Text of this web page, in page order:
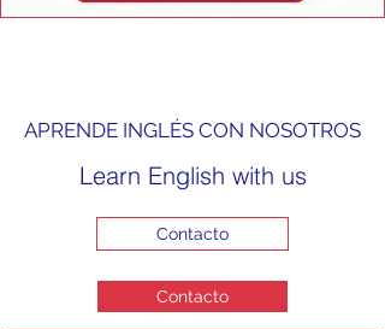
APRENDE INGLÉS CON NOSOTROS
Learn English with us
Contacto
Contacto